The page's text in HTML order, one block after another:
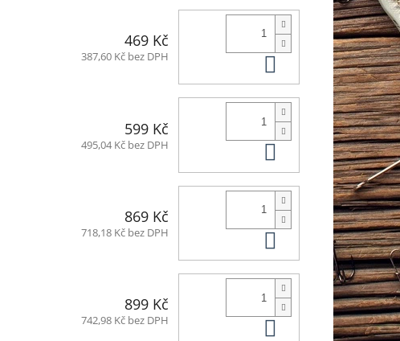
469 Kč
387,60 Kč bez DPH Do košíku
599 Kč
495,04 Kč bez DPH Do košíku
869 Kč
718,18 Kč bez DPH Do košíku
899 Kč
742,98 Kč bez DPH Do košíku